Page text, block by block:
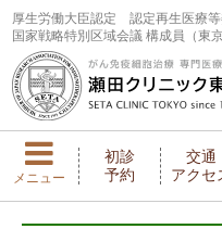
厚生労働大臣認定
認定再生医療
国家戦略特別区域会議 構成員（東京
メニュー
初診
予約
交通
アクセ